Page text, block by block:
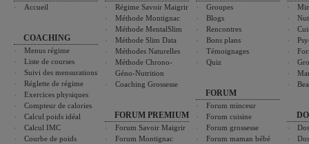
Accueil
COACHING
Menus régime
Liste de courses
Suivi des mensurations
Réglette de régime
Exercices physiques
Compteur de calories
Calcul poids idéal
Calcul IMC
Courbe de poids
Régime Savoir Maigrir
Méthode Montignac
Méthode MentalSlim
Méthode Slim Data
Méthodes Naturelles
Méthode Chrono-
Géno-Nutrition
Coaching Grossesse
FORUM PREMIUM
Forum Savoir Maigrir
Forum Montignac
Groupes
Blogs
Rencontres
Bons plans
Témoignages
Quiz
FORUM
Forum minceur
Forum cuisine
Forum grossesse
Forum maman bébé